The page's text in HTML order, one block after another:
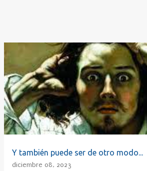
Y también puede ser de otro modo...
diciembre 08, 2023